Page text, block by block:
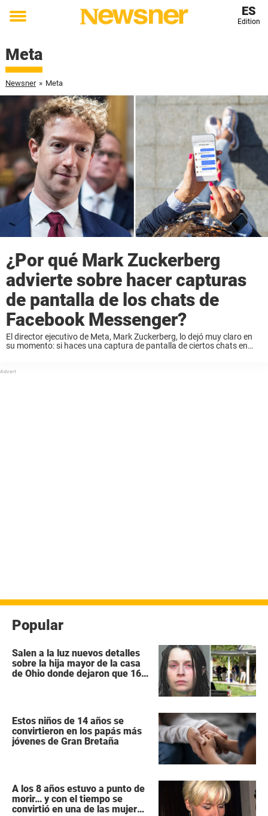
Toggle
ES
Edition
Meta
Newsner » Meta
¿Por qué Mark Zuckerberg
advierte sobre hacer capturas
de pantalla de los chats de
Facebook Messenger?
El director ejecutivo de Meta, Mark Zuckerberg, lo dejó muy claro en
su momento: si haces una captura de pantalla de ciertos chats en
Popular
Salen a la luz nuevos detalles
sobre la hija mayor de la casa
de Ohio donde dejaron que 16
Estos niños de 14 años se
convirtieron en los papás más
jóvenes de Gran Bretaña
A los 8 años estuvo a punto de
morir… y con el tiempo se
convirtió en una de las mujeres